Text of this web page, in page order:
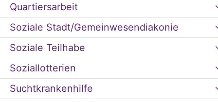
Quartiersarbeit
Soziale Stadt/Gemeinwesendiakonie
Soziale Teilhabe
Soziallotterien
Suchtkrankenhilfe